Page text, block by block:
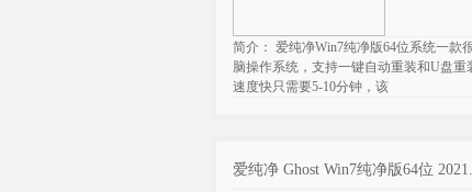
简介： 爱纯净Win7纯净版64位系统一款
脑操作系统，支持一键自动重装和U盘重
速度快只需要5-10分钟，该
爱纯净 Ghost Win7纯净版64位